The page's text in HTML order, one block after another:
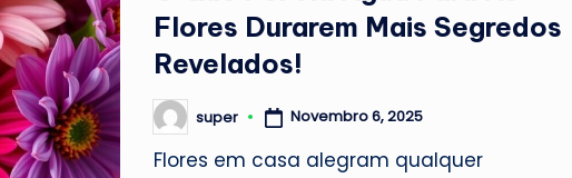
Flores Durarem Mais Segredos
Revelados!
Posted
by
super Novembro 6, 2025
Flores em casa alegram qualquer